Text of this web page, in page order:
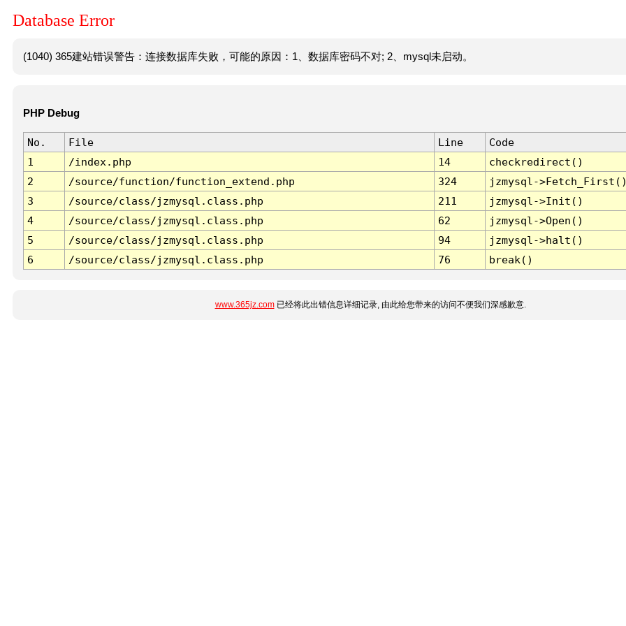
Database Error
(1040) 365建站错误警告：连接数据库失败，可能的原因：1、数据库密码不对; 2、mysql未启动。
PHP Debug
No. File Line
Code
1
/index.php 14
checkredirect()
2
/source/function/function_extend.php 324
jzmysql-
3
/source/class/jzmysql.class.php 211
jzmysql->Init()
4
/source/class/jzmysql.class.php 62
jzmysql->Open()
5
/source/class/jzmysql.class.php 94
jzmysql->halt()
6
/source/class/jzmysql.class.php 76 break()
www.365jz.com已经将此出错信息详细记录, 由此给您带来的访问不便我们深感歉意.